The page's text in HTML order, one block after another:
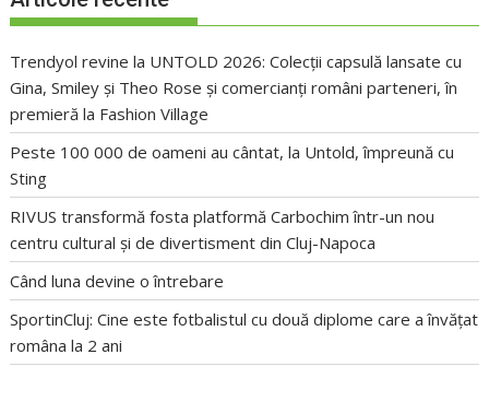
Trendyol revine la UNTOLD 2026: Colecții capsulă lansate cu
Gina, Smiley și Theo Rose și comercianți români parteneri, în
premieră la Fashion Village
Peste 100 000 de oameni au cântat, la Untold, împreună cu
Sting
RIVUS transformă fosta platformă Carbochim într-un nou
centru cultural și de divertisment din Cluj-Napoca
Când luna devine o întrebare
SportinCluj: Cine este fotbalistul cu două diplome care a învățat
româna la 2 ani